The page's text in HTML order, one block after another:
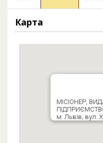
Карта
МІСІОНЕР,
м. Львів, вул.